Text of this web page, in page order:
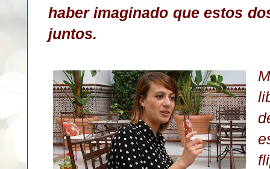
haber imaginado que estos
juntos.